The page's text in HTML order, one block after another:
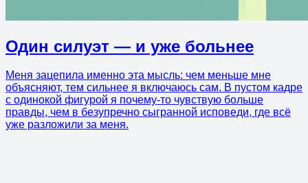
Один силуэт — и уже больнее
Меня зацепила именно эта мысль: чем меньше мне
объясняют, тем сильнее я включаюсь сам. В пустом кадре
с одинокой фигурой я почему-то чувствую больше
правды, чем в безупречно сыгранной исповеди, где всё
уже разложили за меня.